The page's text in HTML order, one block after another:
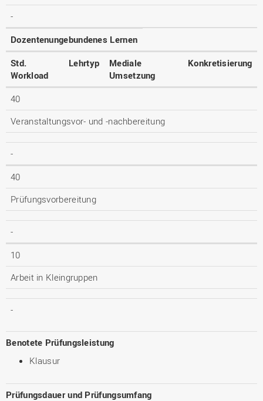
-
Dozentenungebundenes Lernen
Std.
Workload
Lehrtyp
Mediale
Umsetzung
Konkretisierung
40
Veranstaltungsvor- und -nachbereitung
-
40
Prüfungsvorbereitung
-
10
Arbeit in Kleingruppen
-
Benotete Prüfungsleistung
Klausur
Prüfungsdauer und Prüfungsumfang